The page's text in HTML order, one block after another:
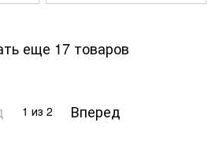
еще 17 товаров
1 из 2 Вперед